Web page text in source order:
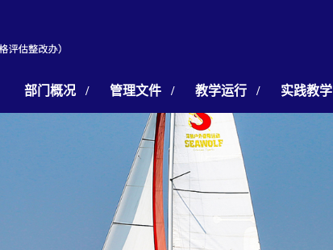
部门概况 / 管理文件 / 教学运行 / 实践教学